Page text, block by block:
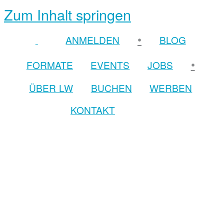
Zum Inhalt springen
ANMELDEN •
BLOG
FORMATE
EVENTS JOBS •
ÜBER LW BUCHEN
WERBEN
KONTAKT